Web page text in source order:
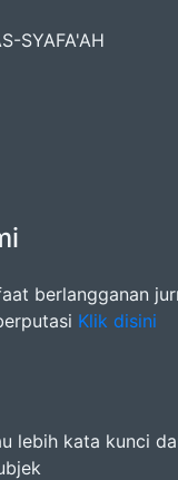
SYAFA'AH
berlangganan
Klik disini
lebih kata kunci